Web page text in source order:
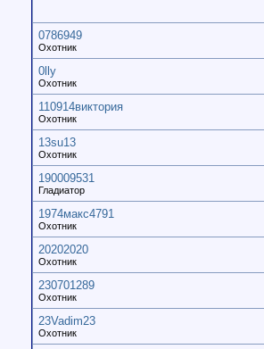
0786949
Охотник
0lly
Охотник
110914виктория
Охотник
13su13
Охотник
190009531
Гладиатор
1974макс4791
Охотник
20202020
Охотник
230701289
Охотник
23Vadim23
Охотник